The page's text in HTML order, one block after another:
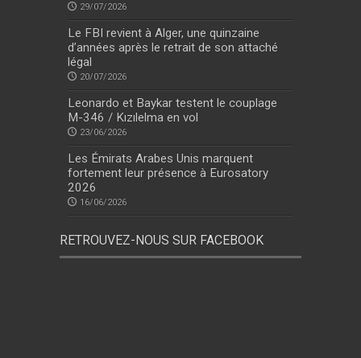
29/07/2026
Le FBI revient à Alger, une quinzaine
d’années après le retrait de son attaché
légal
20/07/2026
Leonardo et Baykar testent le couplage
M-346 / Kızılelma en vol
23/06/2026
Les Émirats Arabes Unis marquent
fortement leur présence à Eurosatory
2026
16/06/2026
RETROUVEZ-NOUS SUR FACEBOOK